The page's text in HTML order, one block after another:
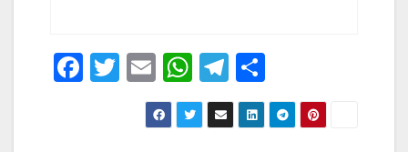
F
T
wi
E
m
ail
W
h
at
T
el
e
o
n